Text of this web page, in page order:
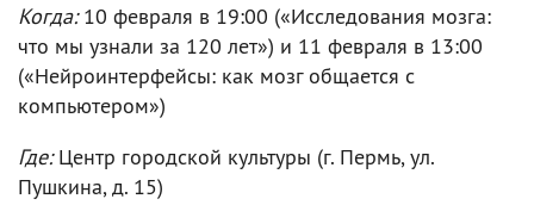
Когда:10 февраля в 19:00 («Исследования мозга:
что мы узнали за 120 лет») и 11 февраля в 13:00
(«Нейроинтерфейсы: как мозг общается с
компьютером»)
Где:Центр городской культуры (г. Пермь, ул.
Пушкина, д. 15)